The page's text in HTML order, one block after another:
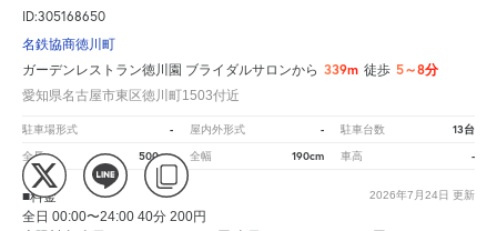
ID:305168650
名鉄協商徳川町
ガーデンレストラン徳川園 ブライダルサロンから 339m 徒歩 5～8分
愛知県名古屋市東区徳川町1503付近
駐車場形式 - 屋内外形式 - 駐車台数 13台
全長 500cm 全幅 190cm 車高 -
2026年7月24日 更新
■料金
全日 00:00〜24:00 40分 200円